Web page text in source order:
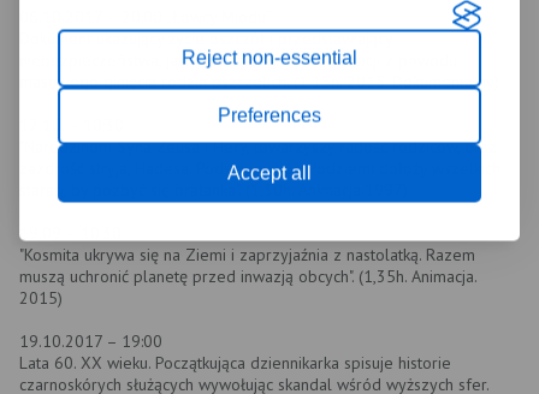
Reject non-essential
Preferences
Accept all
Dokument ukazujący życie pszczół i przedstawiający
niebezpieczeństwa, jakie grożą ludzkiej cywilizacji z powodu
masowego ginięcia rodzin pszczelich. (1,15h. 2015. Dokumentalny)
"Narodzinom Syna Zeusa i Hery, towarzyszy radość rodziców, oraz
zazdrość stryja, Hadesa. Podstępny bóg Podziemi dołoży wszelkich
starań, by pozbyć się bratanka". (1,30h. Animacja.1997)
19.09 – 10:30
"Kosmita ukrywa się na Ziemi i zaprzyjaźnia z nastolatką. Razem
muszą uchronić planetę przed inwazją obcych". (1,35h. Animacja.
2015)
19.10.2017 – 19:00
Lata 60. XX wieku. Początkująca dziennikarka spisuje historie
czarnoskórych służących wywołując skandal wśród wyższych sfer.